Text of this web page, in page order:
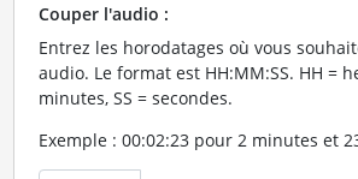
Couper l'audio :
Entrez les horodatages où vous
audio. Le format est HH:MM:SS. HH =
minutes, SS = secondes.
Exemple : 00:02:23 pour 2 minutes et